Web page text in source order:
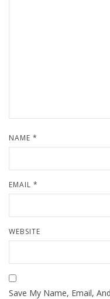
NAME *
EMAIL *
WEBSITE
Save My Name, Email,